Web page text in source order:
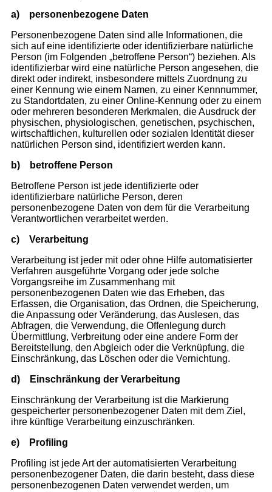
a)
personenbezogene Daten
Personenbezogene Daten sind alle Informationen, die
sich auf eine identifizierte oder identifizierbare natürliche
Person (im Folgenden „betroffene Person“) beziehen. Als
identifizierbar wird eine natürliche Person angesehen, die
direkt oder indirekt, insbesondere mittels Zuordnung zu
einer Kennung wie einem Namen, zu einer Kennnummer,
zu Standortdaten, zu einer Online-Kennung oder zu einem
oder mehreren besonderen Merkmalen, die Ausdruck der
physischen, physiologischen, genetischen, psychischen,
wirtschaftlichen, kulturellen oder sozialen Identität dieser
natürlichen Person sind, identifiziert werden kann.
b)
betroffene Person
Betroffene Person ist jede identifizierte oder
identifizierbare natürliche Person, deren
personenbezogene Daten von dem für die Verarbeitung
Verantwortlichen verarbeitet werden.
c)
Verarbeitung
Verarbeitung ist jeder mit oder ohne Hilfe automatisierter
Verfahren ausgeführte Vorgang oder jede solche
Vorgangsreihe im Zusammenhang mit
personenbezogenen Daten wie das Erheben, das
Erfassen, die Organisation, das Ordnen, die Speicherung,
die Anpassung oder Veränderung, das Auslesen, das
Abfragen, die Verwendung, die Offenlegung durch
Übermittlung, Verbreitung oder eine andere Form der
Bereitstellung, den Abgleich oder die Verknüpfung, die
Einschränkung, das Löschen oder die Vernichtung.
d)
Einschränkung der Verarbeitung
Einschränkung der Verarbeitung ist die Markierung
gespeicherter personenbezogener Daten mit dem Ziel,
ihre künftige Verarbeitung einzuschränken.
e)
Profiling
Profiling ist jede Art der automatisierten Verarbeitung
personenbezogener Daten, die darin besteht, dass diese
personenbezogenen Daten verwendet werden, um